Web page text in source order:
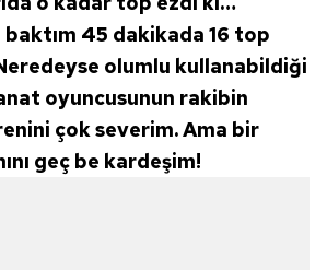
45 dakikada 16 top
olumlu kullanabildiği
oyuncusunun rakibin
çok severim. Ama bir
geç be kardeşim!